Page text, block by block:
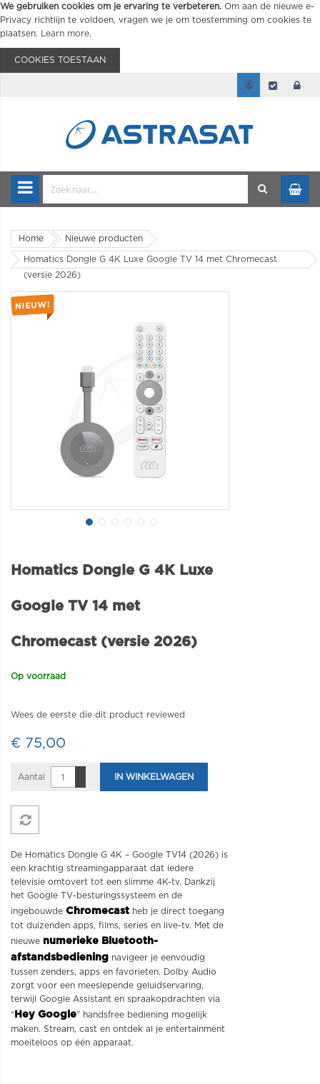
We gebruiken cookies om je ervaring te verbeteren. Om aan de nieuwe e-
Privacy richtlijn te voldoen, vragen we je om toestemming om cookies te
plaatsen.
Learn more.
COOKIES TOESTAAN
Home Nieuwe producten
Homatics Dongle G 4K Luxe Google TV 14 met Chromecast
(versie 2026)
Homatics Dongle G 4K Luxe
Google TV 14 met
Chromecast (versie 2026)
Op voorraad
Wees de eerste die dit product reviewed
€ 75,00
Aantal IN WINKELWAGEN
De Homatics Dongle G 4K – Google TV14 (2026) is
een krachtig streamingapparaat dat iedere
televisie omtovert tot een slimme 4K-tv. Dankzij
het Google TV-besturingssysteem en de
ingebouwde Chromecast heb je direct toegang
tot duizenden apps, films, series en live-tv. Met de
nieuwe numerieke Bluetooth-
afstandsbediening navigeer je eenvoudig
tussen zenders, apps en favorieten. Dolby Audio
zorgt voor een meeslepende geluidservaring,
terwijl Google Assistant en spraakopdrachten via
“ Hey Google” handsfree bediening mogelijk
maken. Stream, cast en ontdek al je entertainment
moeiteloos op één apparaat.